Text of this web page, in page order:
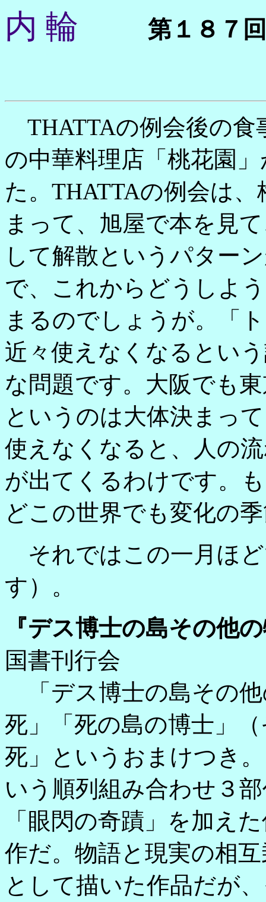
内 輪 第１８７回
THATTAの例会後の食
の中華料理店「桃花園
た。THATTAの例会は
まって、旭屋で本を見
して解散というパター
で、これからどうしよ
まるのでしょうが。「
近々使えなくなるとい
な問題です。大阪でも
というのは大体決まっ
使えなくなると、人の
が出てくるわけです。
どこの世界でも変化の
それではこの一月ほ
す）。
『デス博士の島その他
国書刊行会
「デス博士の島その
死」「死の島の博士」
死」というおまけつき
いう順列組み合わせ３
「眼閃の奇蹟」を加え
作だ。物語と現実の相
として描いた作品だが